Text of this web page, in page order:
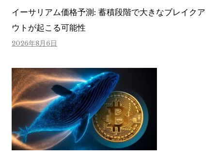
イーサリアム価格予測: 蓄積段階で大きなブレイクア
ウトが起こる可能性
2026年8月6日